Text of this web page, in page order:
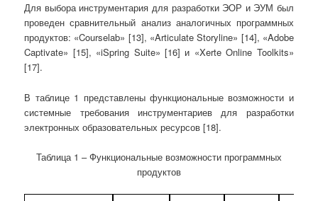
Для выбора инструментария для разработки ЭОР и ЭУМ был
проведен сравнительный анализ аналогичных программных
продуктов: «Courselab» [13], «Articulate Storyline» [14], «Adobe
Captivate» [15], «iSpring Suite» [16] и «Xerte Online Toolkits»
[17].
В таблице 1 представлены функциональные возможности и
системные требования инструментариев для разработки
электронных образовательных ресурсов [18].
Таблица 1 – Функциональные возможности программных
продуктов